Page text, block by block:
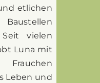
etlichen
Baustellen
vielen
Luna mit
Leben und